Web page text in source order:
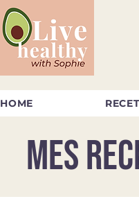
HOME
Mes